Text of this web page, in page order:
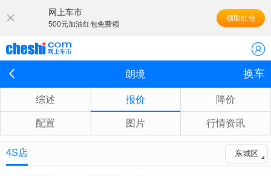
网上车市
500元加油红包免费领
领取红包
朗境 换车
综述 报价 降价
配置 图片 行情资讯
4S店 东城区